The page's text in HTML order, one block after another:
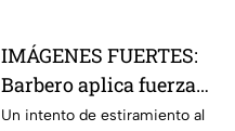
IMÁGENES FUERTES:
Barbero aplica fuerza
de más y le rompe el
Un intento de estiramiento al